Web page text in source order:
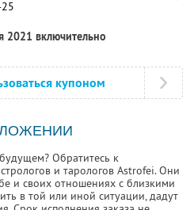
2021 включительно
купоном
Обратитесь к
и тарологов Astrofei. Они
и своих отношениях с близкими
в той или иной ситуации, дадут